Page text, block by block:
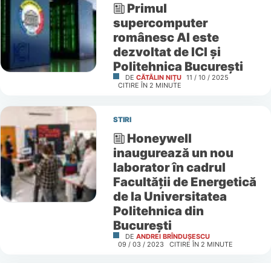
Primul
supercomputer
românesc AI este
dezvoltat de ICI și
Politehnica București
DE CĂTĂLIN NIȚU 11 / 10 / 2025
CITIRE ÎN 2 MINUTE
STIRI
Honeywell
inaugurează un nou
laborator în cadrul
Facultății de Energetică
de la Universitatea
Politehnica din
București
DE ANDREI BRÎNDUȘESCU
09 / 03 / 2023
CITIRE ÎN 2 MINUTE